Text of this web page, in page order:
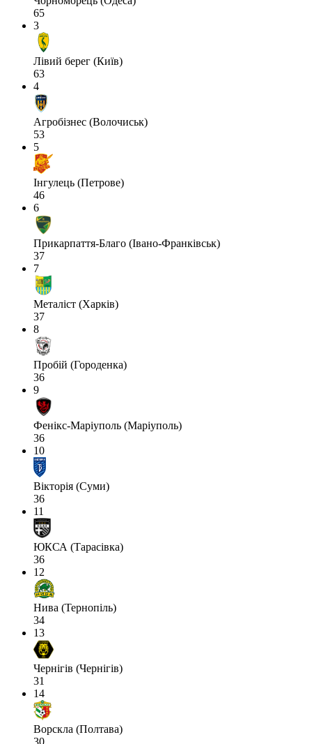
65
3
Лівий берег (Київ)
63
4
Агробізнес (Волочиськ)
53
5
Інгулець (Петрове)
46
6
Прикарпаття-Благо (Івано-Франківськ)
37
7
Металіст (Харків)
37
8
Пробій (Городенка)
36
9
Фенікс-Маріуполь (Маріуполь)
36
10
Вікторія (Суми)
36
11
ЮКСА (Тарасівка)
36
12
Нива (Тернопіль)
34
13
Чернігів (Чернігів)
31
14
Ворскла (Полтава)